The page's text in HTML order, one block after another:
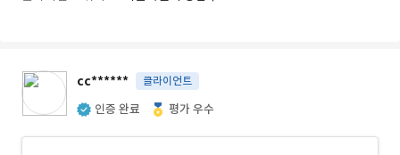
cc****** 클라이언트
인증 완료 평가 우수